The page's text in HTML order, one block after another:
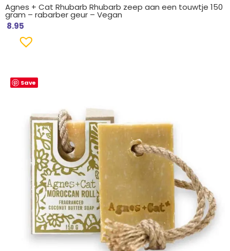
Agnes + Cat Rhubarb Rhubarb zeep aan een touwtje 150
gram – rabarber geur – Vegan
8.95
Save